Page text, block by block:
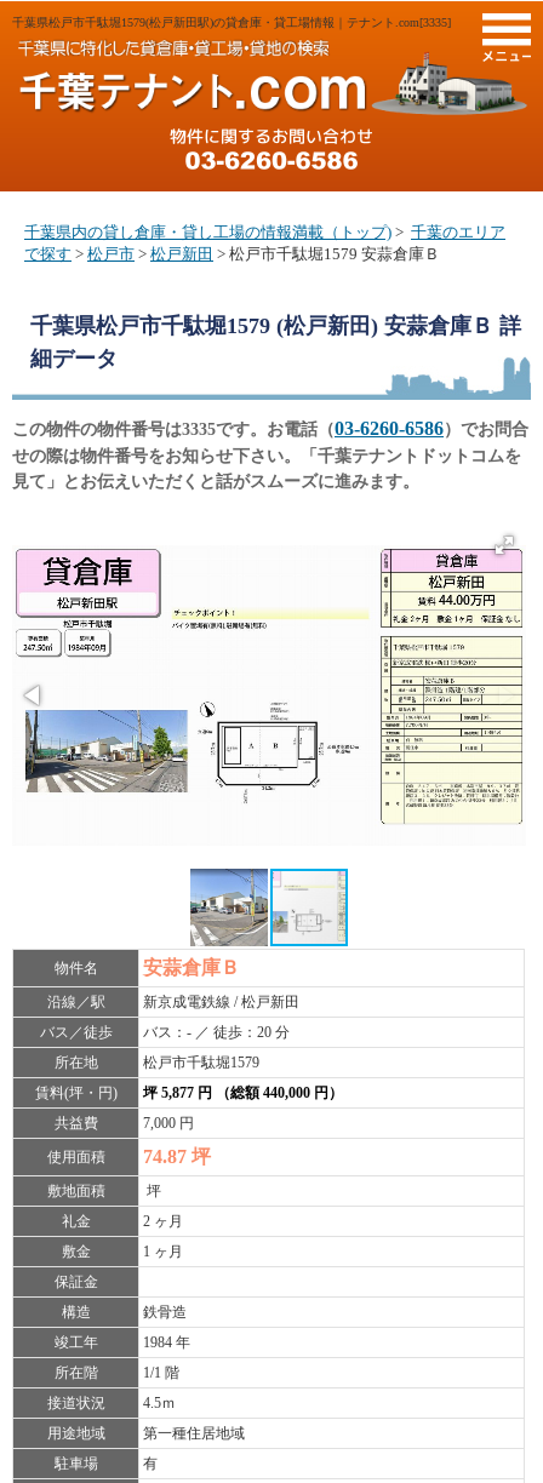
千葉県松戸市千駄堀1579(松戸新田駅)の貸倉庫・貸工場情報｜テナント.com[3335]
千葉県内の貸し倉庫・貸し工場の情報満載（トップ) > 千葉のエリア
で探す > 松戸市 > 松戸新田 > 松戸市千駄堀1579 安蒜倉庫Ｂ
千葉県松戸市千駄堀1579 (松戸新田) 安蒜倉庫Ｂ 詳
細データ
この物件の物件番号は3335です。お電話（03-6260-6586）でお問合
せの際は物件番号をお知らせ下さい。「千葉テナントドットコムを
見て」とお伝えいただくと話がスムーズに進みます。
物件名 安蒜倉庫Ｂ
沿線／駅
新京成電鉄線 / 松戸新田
バス／徒歩
バス：- ／ 徒歩：20 分
所在地
松戸市千駄堀1579
賃料(坪・円)
坪 5,877 円 （総額 440,000 円）
共益費
7,000 円
使用面積
74.87 坪
敷地面積
坪
礼金
2 ヶ月
敷金
1 ヶ月
保証金
構造
鉄骨造
竣工年
1984 年
所在階
1/1 階
接道状況
4.5ｍ
用途地域
第一種住居地域
駐車場
有